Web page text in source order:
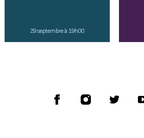
29 septembre à 19h00